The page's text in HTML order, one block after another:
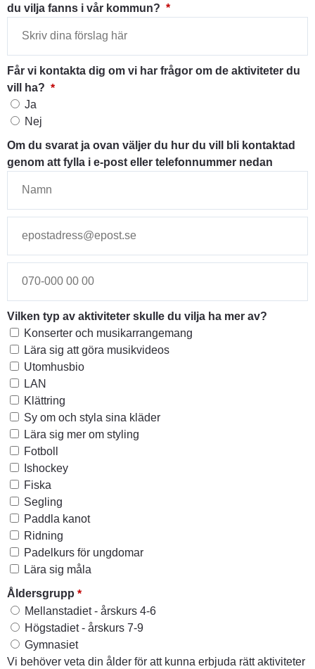
du vilja fanns i vår kommun? *(obligatorisk)
Får vi kontakta dig om vi har frågor om de aktiviteter du
vill ha? *(obligatorisk)
Får vi kontakta dig om vi har frågor om de aktiviteter du vill ha?
Ja
Nej
Om du svarat ja ovan väljer du hur du vill bli kontaktad
genom att fylla i e-post eller telefonnummer nedan
Vilken typ av aktiviteter skulle du vilja ha mer av?
Vilken typ av aktiviteter skulle du vilja ha mer av?
Konserter och musikarrangemang
Lära sig att göra musikvideos
Utomhusbio
LAN
Klättring
Sy om och styla sina kläder
Lära sig mer om styling
Fotboll
Ishockey
Fiska
Segling
Paddla kanot
Ridning
Padelkurs för ungdomar
Lära sig måla
Åldersgrupp *(obligatorisk)
Åldersgrupp
Mellanstadiet - årskurs 4-6
Högstadiet - årskurs 7-9
Gymnasiet
Vi behöver veta din ålder för att kunna erbjuda rätt aktiviteter